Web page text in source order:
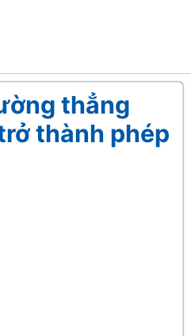
thẳng
thành phép